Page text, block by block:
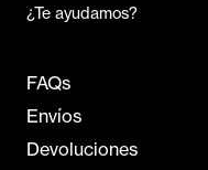
¿Te ayudamos?
FAQs
Envíos
Devoluciones